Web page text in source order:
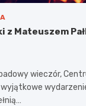
z Mateuszem
wieczór,
wyjątkowe